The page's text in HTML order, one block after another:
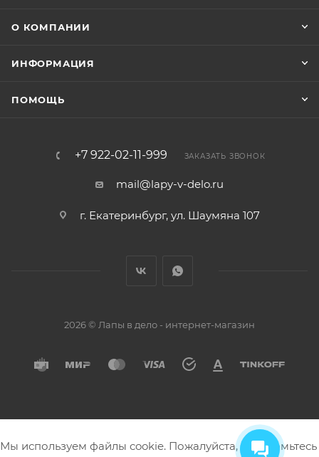
О КОМПАНИИ
ИНФОРМАЦИЯ
ПОМОЩЬ
+7 922-02-11-999 ЗАКАЗАТЬ ЗВОНОК
mail@lapy-v-delo.ru
г. Екатеринбург, ул. Шаумяна 107
2026 © Лапы в дело - интернет-магазин
Мы используем файлы cookie. Пожалуйста, ознакомьтесь